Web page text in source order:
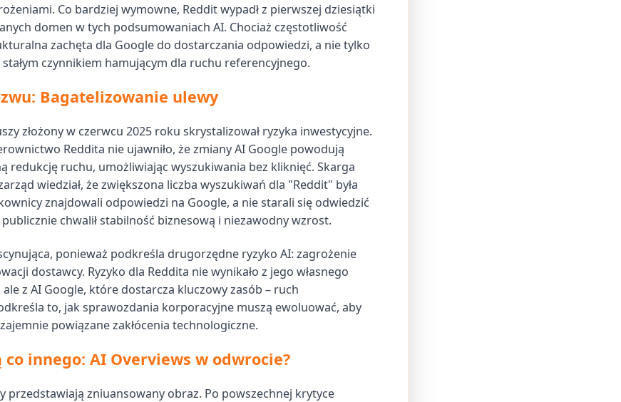
Co bardziej wymowne, Reddit wypadł z pierwszej dziesiątki
domen w tych podsumowaniach AI. Chociaż częstotliwość
zachęta dla Google do dostarczania odpowiedzi, a nie tylko
czynnikiem hamującym dla ruchu referencyjnego.
Bagatelizowanie ulewy
złożony w czerwcu 2025 roku skrystalizował ryzyka inwestycyjne.
Reddita nie ujawniło, że zmiany AI Google powodują
redukcję ruchu, umożliwiając wyszukiwania bez kliknięć. Skarga
wiedział, że zwiększona liczba wyszukiwań dla "Reddit" była
znajdowali odpowiedzi na Google, a nie starali się odwiedzić
chwalił stabilność biznesową i niezawodny wzrost.
ponieważ podkreśla drugorzędne ryzyko AI: zagrożenie
dostawcy. Ryzyko dla Reddita nie wynikało z jego własnego
z AI Google, które dostarcza kluczowy zasób – ruch
to, jak sprawozdania korporacyjne muszą ewoluować, aby
powiązane zakłócenia technologiczne.
co innego: AI Overviews w odwrocie?
przedstawiają zniuansowany obraz. Po powszechnej krytyce